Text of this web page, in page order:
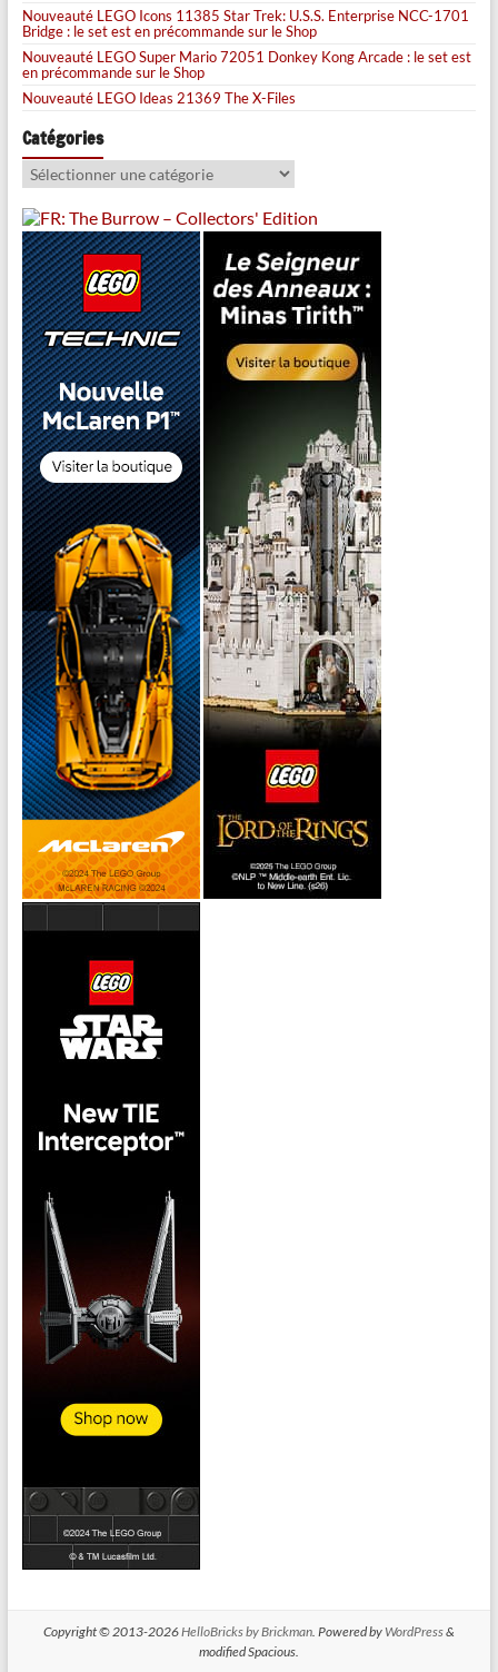
Nouveauté LEGO Icons 11385 Star Trek: U.S.S. Enterprise NCC-1701
Bridge : le set est en précommande sur le Shop
Nouveauté LEGO Super Mario 72051 Donkey Kong Arcade : le set est
en précommande sur le Shop
Nouveauté LEGO Ideas 21369 The X-Files
Catégories
Catégories
Copyright © 2013-2026HelloBricks by Brickman. Powered by WordPress&
modified Spacious.